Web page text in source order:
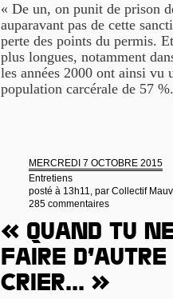
« De un, on punit de prison
auparavant pas de cette
perte des points du permis.
plus longues, notamment
les années 2000 ont ainsi vu
population carcérale de 57
MERCREDI 7 OCTOBRE 2015
Entretiens
posté à 13h11, par Collectif
285 commentaires
« Quand tu
faire
crier... »